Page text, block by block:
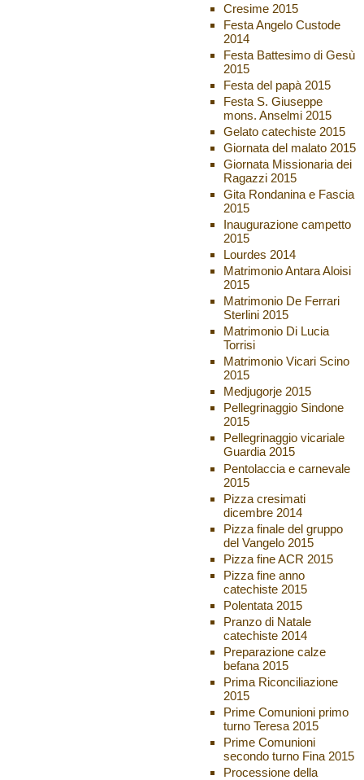
Cresime 2015
Festa Angelo Custode
2014
Festa Battesimo di Gesù
2015
Festa del papà 2015
Festa S. Giuseppe
mons. Anselmi 2015
Gelato catechiste 2015
Giornata del malato 2015
Giornata Missionaria dei
Ragazzi 2015
Gita Rondanina e Fascia
2015
Inaugurazione campetto
2015
Lourdes 2014
Matrimonio Antara Aloisi
2015
Matrimonio De Ferrari
Sterlini 2015
Matrimonio Di Lucia
Torrisi
Matrimonio Vicari Scino
2015
Medjugorje 2015
Pellegrinaggio Sindone
2015
Pellegrinaggio vicariale
Guardia 2015
Pentolaccia e carnevale
2015
Pizza cresimati
dicembre 2014
Pizza finale del gruppo
del Vangelo 2015
Pizza fine ACR 2015
Pizza fine anno
catechiste 2015
Polentata 2015
Pranzo di Natale
catechiste 2014
Preparazione calze
befana 2015
Prima Riconciliazione
2015
Prime Comunioni primo
turno Teresa 2015
Prime Comunioni
secondo turno Fina 2015
Processione della